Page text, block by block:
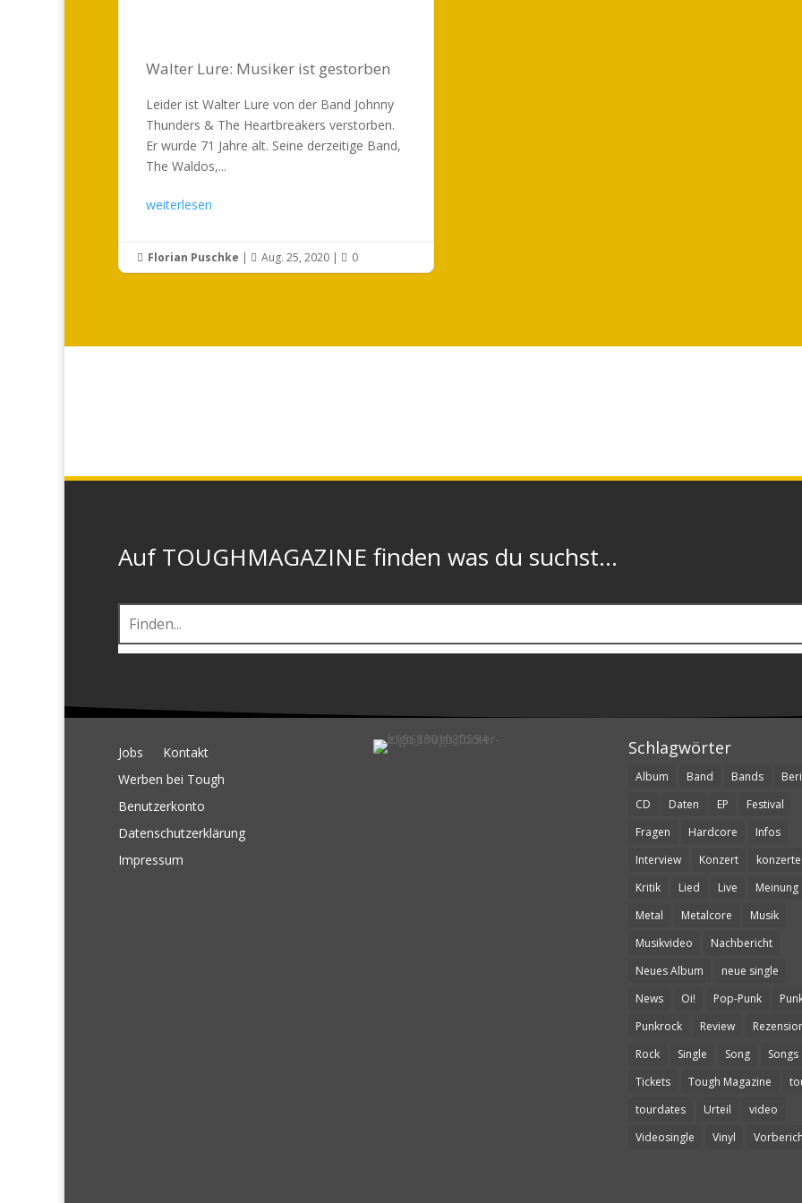
Walter Lure: Musiker ist gestorben
Leider ist Walter Lure von der Band Johnny
Thunders & The Heartbreakers verstorben.
Er wurde 71 Jahre alt. Seine derzeitige Band,
The Waldos,...
weiterlesen
 Florian Puschke |  Aug. 25, 2020 |  0
Auf TOUGHMAGAZINE finden was du suchst...
Jobs
Kontakt
Werben bei Tough
Benutzerkonto
Datenschutzerklärung
Impressum
Schlagwörter
Album Band Bands
CD
Daten EP
Festival
Fragen
Hardcore
Infos
Interview
Konzert
konzerte
Kritik
Lied Live
Meinung
Metal
Metalcore
Musik
Musikvideo
Nachbericht
Neues Album
neue single
News
Oi! Pop-Punk
Punkrock
Review
Rock
Single Song
Songs
Tickets
Tough Magazine
tourdates
Urteil
video
Videosingle
Vinyl